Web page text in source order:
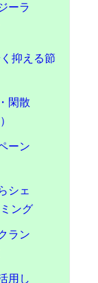
ーラ
抑える節
閑散
ーン
シェ
ング
ラン
用し